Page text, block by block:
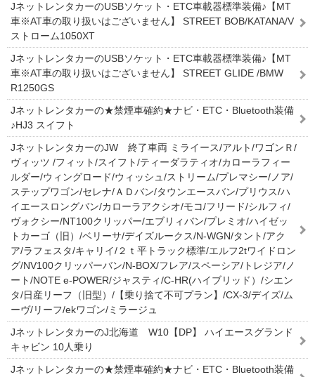
JネットレンタカーのUSBソケット・ETC車載器標準装備♪【MT
車※AT車の取り扱いはございません】 STREET BOB/KATANA/V
ストローム1050XT
JネットレンタカーのUSBソケット・ETC車載器標準装備♪【MT
車※AT車の取り扱いはございません】 STREET GLIDE /BMW
R1250GS
Jネットレンタカーの★禁煙車確約★ナビ・ETC・Bluetooth装備
♪HJ3 スイフト
JネットレンタカーのJW 終了車両 ミライース/アルト/ワゴンＲ/
ヴィッツ /フィット/スイフト/ティーダラティオ/カローラフィー
ルダー/ウィングロード/ウィッシュ/ストリーム/プレマシー/ノア/
ステップワゴン/セレナ/ＡＤバン/タウンエースバン/プリウス/ハ
イエースロングバン/カローラアクシオ/モコ/フリード/シルフィ/
ヴォクシー/NT100クリッパー/エブリィバン/プレミオ/ハイゼッ
トカーゴ（旧）/ベリーサ/デイズルークス/N-WGN/タント/アク
ア/ラフェスタ/キャリイ/２ｔ平トラック標準/エルフ2tワイドロン
グ/NV100クリッパーバン/N-BOX/フレア/スペーシア/トレジア/ノ
ート/NOTE e-POWER/ジャスティ/C-HR(ハイブリッド）/シエン
タ/日産リーフ（旧型）/【乗り捨て不可プラン】/CX-3/デイズ/ム
ーヴ/リーフ/ekワゴン/ミラージュ
JネットレンタカーのJ北海道 W10【DP】 ハイエースグランド
キャビン 10人乗り
Jネットレンタカーの★禁煙車確約★ナビ・ETC・Bluetooth装備